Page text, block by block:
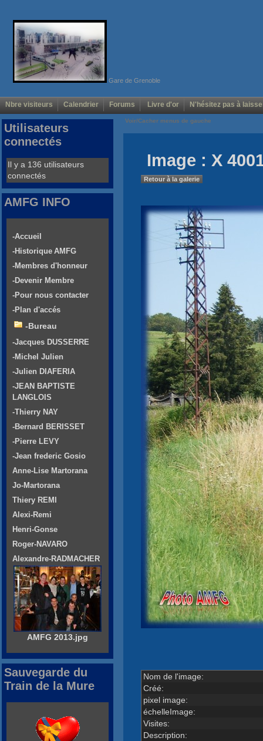
Gare de Grenoble
Nbre visiteurs Calendrier Forums Livre d'or N'hésitez pas à
Voir/Cacher menus de gauche
Image : X
Retour à la galerie
Nom de l'image:
Créé:
pixel image:
échelleImage:
Visites:
Description:
Utilisateurs
connectés
Il y a 136 utilisateurs
connectés
AMFG INFO
-Accueil
-Historique AMFG
-Membres d'honneur
-Devenir Membre
-Pour nous contacter
-Plan d'accés
-Bureau
-Jacques DUSSERRE
-Michel Julien
-Julien DIAFERIA
-JEAN BAPTISTE
LANGLOIS
-Thierry NAY
-Bernard BERISSET
-Pierre LEVY
-Jean frederic Gosio
Anne-Lise Martorana
Jo-Martorana
Thiery REMI
Alexi-Remi
Henri-Gonse
Roger-NAVARO
Alexandre-RADMACHER
AMFG 2013.jpg
Sauvegarde du
Train de la Mure